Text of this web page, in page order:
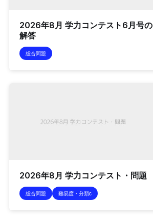
2026年8月 学力コンテスト6月号の
解答
総合問題
2026年8月 学力コンテスト・問題
総合問題 難易度・分類c